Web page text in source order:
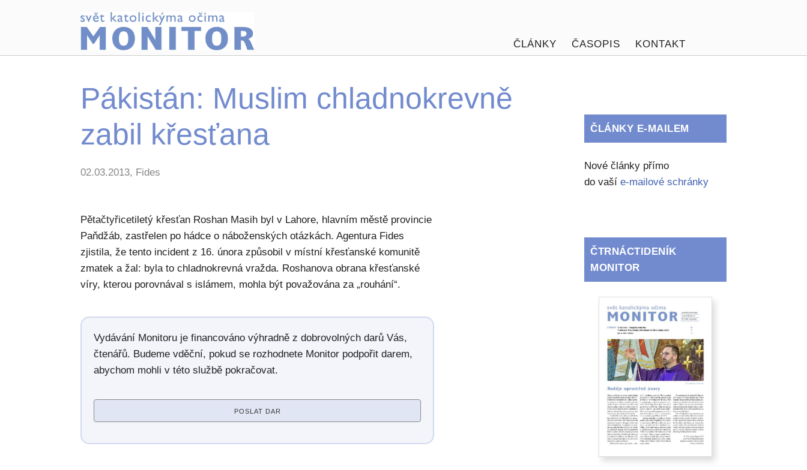
ČLÁNKY ČASOPIS KONTAKT
Pákistán: Muslim chladnokrevně
zabil křesťana
02.03.2013, Fides
Pětačtyřicetiletý křesťan Roshan Masih byl v Lahore, hlavním městě provincie
Paňdžáb, zastřelen po hádce o náboženských otázkách. Agentura Fides
zjistila, že tento incident z 16. února způsobil v místní křesťanské komunitě
zmatek a žal: byla to chladnokrevná vražda. Roshanova obrana křesťanské
víry, kterou porovnával s islámem, mohla být považována za „rouhání“.
Vydávání Monitoru je financováno výhradně z dobrovolných darů Vás,
čtenářů. Budeme vděční, pokud se rozhodnete Monitor podpořit darem,
abychom mohli v této službě pokračovat.
POSLAT DAR
ČLÁNKY E-MAILEM
Nové články přímo
do vašíe-mailové schránky
ČTRNÁCTIDENÍK
MONITOR